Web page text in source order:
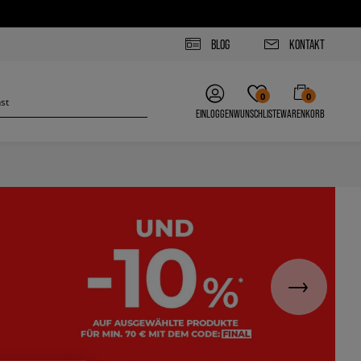
BLOG KONTAKT
EINLOGGEN
0
WUNSCHLISTE
0
WARENKORB